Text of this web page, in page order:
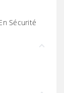
Sécurité